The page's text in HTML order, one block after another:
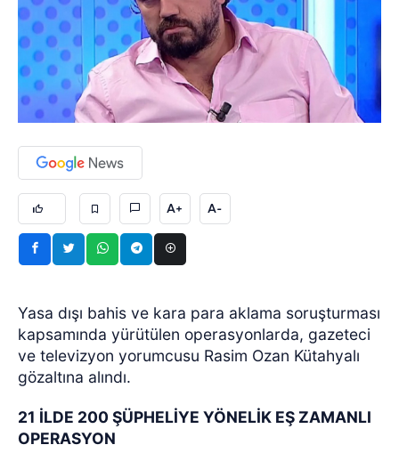
A+ A-
Yasa dışı bahis ve kara para aklama soruşturması
kapsamında yürütülen operasyonlarda, gazeteci
ve televizyon yorumcusu Rasim Ozan Kütahyalı
gözaltına alındı.
21 İLDE 200 ŞÜPHELİYE YÖNELİK EŞ ZAMANLI
OPERASYON